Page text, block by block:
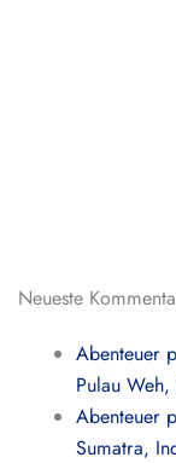
Neueste
Abenteuer
Pulau
Abenteuer
Sumatra,